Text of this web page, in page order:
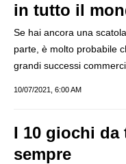
in tutto il
Se hai ancora una
parte, è molto probabile
grandi successi
10/07/2021, 6:00 AM
I 10 giochi
sempre